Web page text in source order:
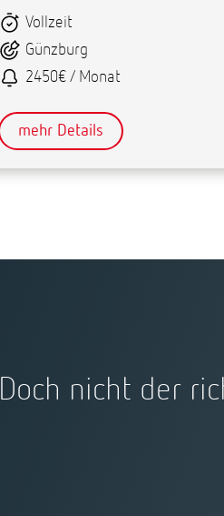
Vollzeit
Günzburg
2450€ / Monat
mehr Details
Doch nicht der